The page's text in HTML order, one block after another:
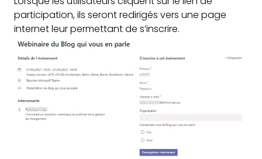
participation, ils seront redirigés vers une page
internet leur permettant de s’inscrire.